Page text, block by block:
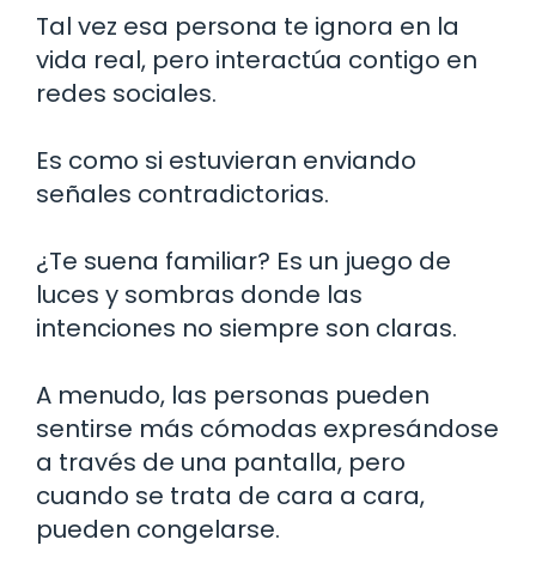
Tal vez esa persona te ignora en la
vida real, pero interactúa contigo en
redes sociales.
Es como si estuvieran enviando
señales contradictorias.
¿Te suena familiar? Es un juego de
luces y sombras donde las
intenciones no siempre son claras.
A menudo, las personas pueden
sentirse más cómodas expresándose
a través de una pantalla, pero
cuando se trata de cara a cara,
pueden congelarse.